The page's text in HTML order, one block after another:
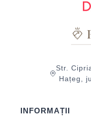
Str.
Hațeg,
INFORMAȚII